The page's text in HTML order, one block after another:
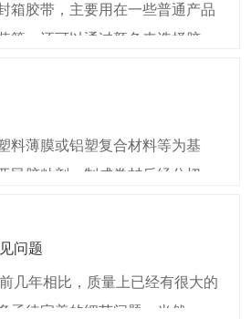
能力强，牢固
胶带，主要用在一些普通产品
等。还可以通过颜色来选择胶
；印字包装胶带一般用来快递物
薄膜或铝塑复合材料等为基
民胶粘剂，制成卷材后经分切制
产品，目前还没有国家或行业标
问题
年相比，质量上已经有很大的
函待完善的细节问题，当然，事